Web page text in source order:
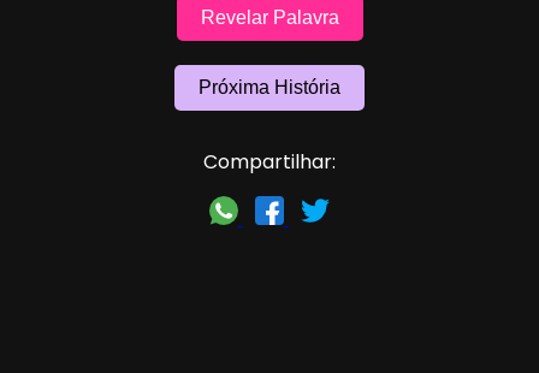
Revelar Palavra
Próxima História
Compartilhar: